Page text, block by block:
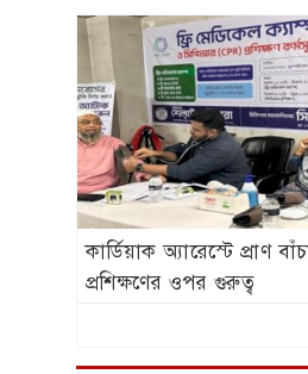
কার্ডিয়াক অ্যারেস্টে প্রাণ
প্রশিক্ষণের ওপর গুরুত্ব